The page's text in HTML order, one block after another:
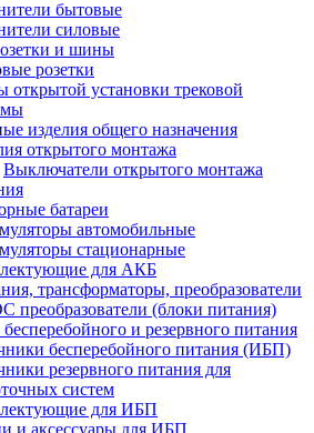
бытовые
силовые
и шины
розетки
установки трековой
изделия общего назначения
открытого монтажа
Выключатели открытого монтажа
батареи
автомобильные
стационарные
для АКБ
трансформаторы, преобразователи
преобразователи (блоки питания)
и резервного питания
бесперебойного питания (ИБП)
резервного питания для
систем
для ИБП
и аксессуары для ИБП